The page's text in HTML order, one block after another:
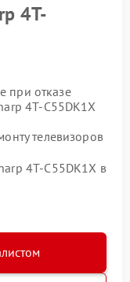
4T-
при отказе
4T-C55DK1X
телевизоров
4T-C55DK1X в